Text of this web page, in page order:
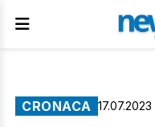
CRONACA 17.07.2023